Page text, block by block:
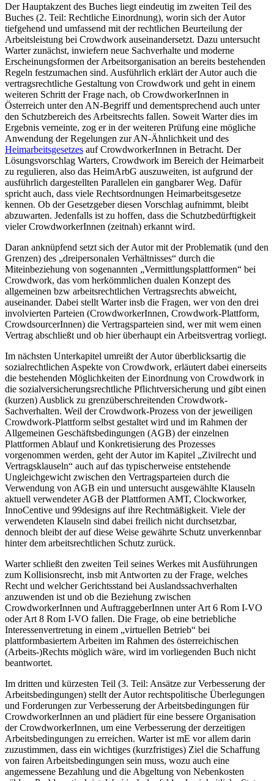
Der Hauptakzent des Buches liegt eindeutig im zweiten Teil des
Buches (2. Teil: Rechtliche Einordnung), worin sich der Autor
tiefgehend und umfassend mit der rechtlichen Beurteilung der
Arbeitsleistung bei Crowdwork auseinandersetzt. Dazu untersucht
Warterzunächst, inwiefern neue Sachverhalte und moderne
Erscheinungsformen der Arbeitsorganisation an bereits bestehenden
Regeln festzumachen sind. Ausführlich erklärt der Autor auch die
vertragsrechtliche Gestaltung von Crowdwork und geht in einem
weiteren Schritt der Frage nach, ob CrowdworkerInnen in
Österreich unter den AN-Begriff und dementsprechend auch unter
den Schutzbereich des Arbeitsrechts fallen. Soweit Warterdies im
Ergebnis verneinte, zog er in der weiteren Prüfung eine mögliche
Anwendung der Regelungen zur AN-Ähnlichkeit und des
Heimarbeitsgesetzes auf CrowdworkerInnen in Betracht. Der
Lösungsvorschlag Warters, Crowdwork im Bereich der Heimarbeit
zu regulieren, also das HeimArbG auszuweiten, ist aufgrund der
ausführlich dargestellten Parallelen ein gangbarer Weg. Dafür
spricht auch, dass viele Rechtsordnungen Heimarbeitsgesetze
kennen. Ob der Gesetzgeber diesen Vorschlag aufnimmt, bleibt
abzuwarten. Jedenfalls ist zu hoffen, dass die Schutzbedürftigkeit
vieler CrowdworkerInnen (zeitnah) erkannt wird.
Daran anknüpfend setzt sich der Autor mit der Problematik (und den
Grenzen) des „dreipersonalen Verhältnisses“ durch die
Miteinbeziehung von sogenannten „Vermittlungsplattformen“ bei
Crowdwork, das vom herkömmlichen dualen Konzept des
allgemeinen bzw arbeitsrechtlichen Vertragsrechts abweicht,
auseinander. Dabei stellt Warterinsb die Fragen, wer von den drei
involvierten Parteien (CrowdworkerInnen, Crowdwork-Plattform,
CrowdsourcerInnen) die Vertragsparteien sind, wer mit wem einen
Vertrag abschließt und ob hier überhaupt ein Arbeitsvertrag vorliegt.
Im nächsten Unterkapitel umreißt der Autor überblicksartig die
sozialrechtlichen Aspekte von Crowdwork, erläutert dabei einerseits
die bestehenden Möglichkeiten der Einordnung von Crowdwork in
die sozialversicherungsrechtliche Pflichtversicherung und gibt einen
(kurzen) Ausblick zu grenzüberschreitenden Crowdwork-
Sachverhalten. Weil der Crowdwork-Prozess von der jeweiligen
Crowdwork-Plattform selbst gestaltet wird und im Rahmen der
Allgemeinen Geschäftsbedingungen (AGB) der einzelnen
Plattformen Ablauf und Konkretisierung des Prozesses
vorgenommen werden, geht der Autor im Kapitel „Zivilrecht und
Vertragsklauseln“ auch auf das typischerweise entstehende
Ungleichgewicht zwischen den Vertragsparteien durch die
Verwendung von AGB ein und untersucht ausgewählte Klauseln
aktuell verwendeter AGB der Plattformen AMT, Clockworker,
InnoCentive und 99designs auf ihre Rechtmäßigkeit. Viele der
verwendeten Klauseln sind dabei freilich nicht durchsetzbar,
dennoch bleibt der auf diese Weise gewährte Schutz unverkennbar
hinter dem arbeitsrechtlichen Schutz zurück.
Warterschließt den zweiten Teil seines Werkes mit Ausführungen
zum Kollisionsrecht, insb mit Antworten zu der Frage, welches
Recht und welcher Gerichtsstand bei Auslandssachverhalten
anzuwenden ist und ob die Beziehung zwischen
CrowdworkerInnen und AuftraggeberInnen unter Art 6 Rom I-VO
oder Art 8 Rom I-VO fallen. Die Frage, ob eine betriebliche
Interessenvertretung in einem „virtuellen Betrieb“ bei
plattformbasiertem Arbeiten im Rahmen des österreichischen
(Arbeits-)Rechts möglich wäre, wird im vorliegenden Buch nicht
beantwortet.
Im dritten und kürzesten Teil (3. Teil: Ansätze zur Verbesserung der
Arbeitsbedingungen) stellt der Autor rechtspolitische Überlegungen
und Forderungen zur Verbesserung der Arbeitsbedingungen für
CrowdworkerInnen an und plädiert für eine bessere Organisation
der CrowdworkerInnen, um eine Verbesserung der derzeitigen
Arbeitsbedingungen zu erreichen. Warterist mE vor allem darin
zuzustimmen, dass ein wichtiges (kurzfristiges) Ziel die Schaffung
von fairen Arbeitsbedingungen sein muss, wozu auch eine
angemessene Bezahlung und die Abgeltung von Nebenkosten